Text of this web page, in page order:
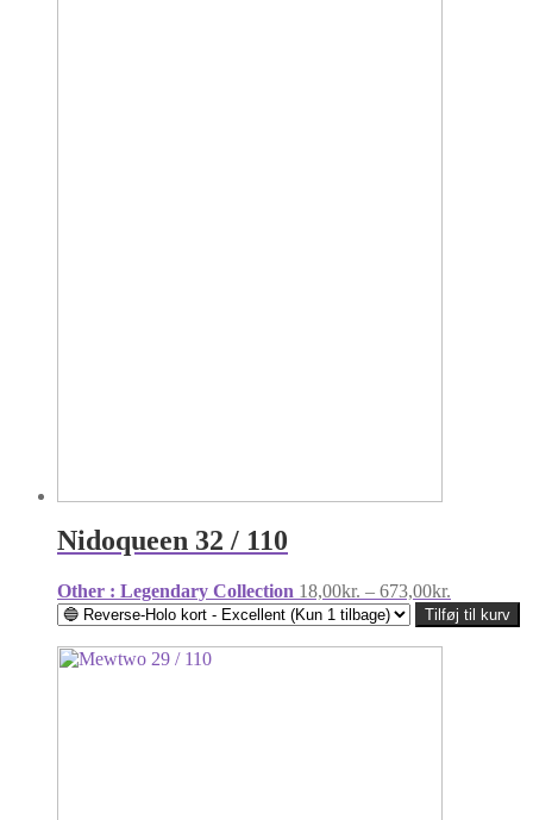
Nidoqueen 32 / 110
Other : Legendary Collection 18,00kr. – 673,00kr.
18,00kr.
til
Tilføj til kurv